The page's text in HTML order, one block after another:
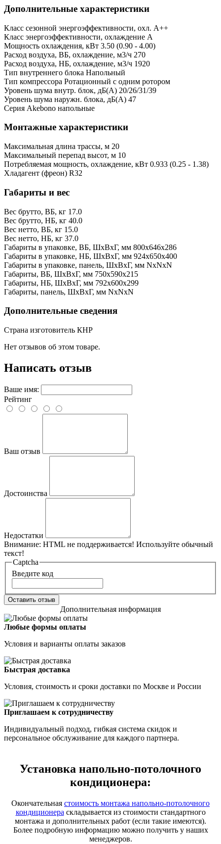
Дополнительные характеристики
Класс сезонной энергоэффективности, охл. A++
Класс энергоэффективности, охлаждение A
Мощность охлаждения, кВт 3.50 (0.90 - 4.00)
Расход воздуха, ВБ, охлаждение, м3/ч 270
Расход воздуха, НБ, охлаждение, м3/ч 1920
Тип внутреннего блока Напольный
Тип компрессора Ротационный с одним ротором
Уровень шума внутр. блок, дБ(А) 20/26/31/39
Уровень шума наружн. блока, дБ(А) 47
Серия Akebono напольные
Монтажные характеристики
Максимальная длина трассы, м 20
Максимальный перепад высот, м 10
Потребляемая мощность, охлаждение, кВт 0.933 (0.25 - 1.38)
Хладагент (фреон) R32
Габариты и вес
Вес брутто, ВБ, кг 17.0
Вес брутто, НБ, кг 40.0
Вес нетто, ВБ, кг 15.0
Вес нетто, НБ, кг 37.0
Габариты в упаковке, ВБ, ШxВxГ, мм 800x646x286
Габариты в упаковке, НБ, ШxВxГ, мм 924x650x400
Габариты в упаковке, панель, ШxВxГ, мм NxNxN
Габариты, ВБ, ШxВxГ, мм 750x590x215
Габариты, НБ, ШxВxГ, мм 792x600x299
Габариты, панель, ШxВxГ, мм NxNxN
Дополнительные сведения
Страна изготовитель КНР
Нет отзывов об этом товаре.
Написать отзыв
Ваше имя:
Рейтинг
Ваш отзыв
Достоинства
Недостатки
Внимание: HTML не поддерживается! Используйте обычный
текст!
Captcha
Введите код
Оставить отзыв
Дополнительная информация
Любые формы оплаты
Условия и варианты оплаты заказов
Быстрая доставка
Условия, стоимость и сроки доставки по Москве и России
Приглашаем к сотрудничеству
Индивидуальный подход, гибкая система скидок и
персональное обслуживание для каждого партнера.
Установка напольно-потолочного
кондиционера:
Окончательная стоимость монтажа напольно-потолочного
кондиционера складывается из стоимости стандартного
монтажа и дополнительных работ (если такие имеются).
Более подробную информацию можно получить у наших
менеджеров.